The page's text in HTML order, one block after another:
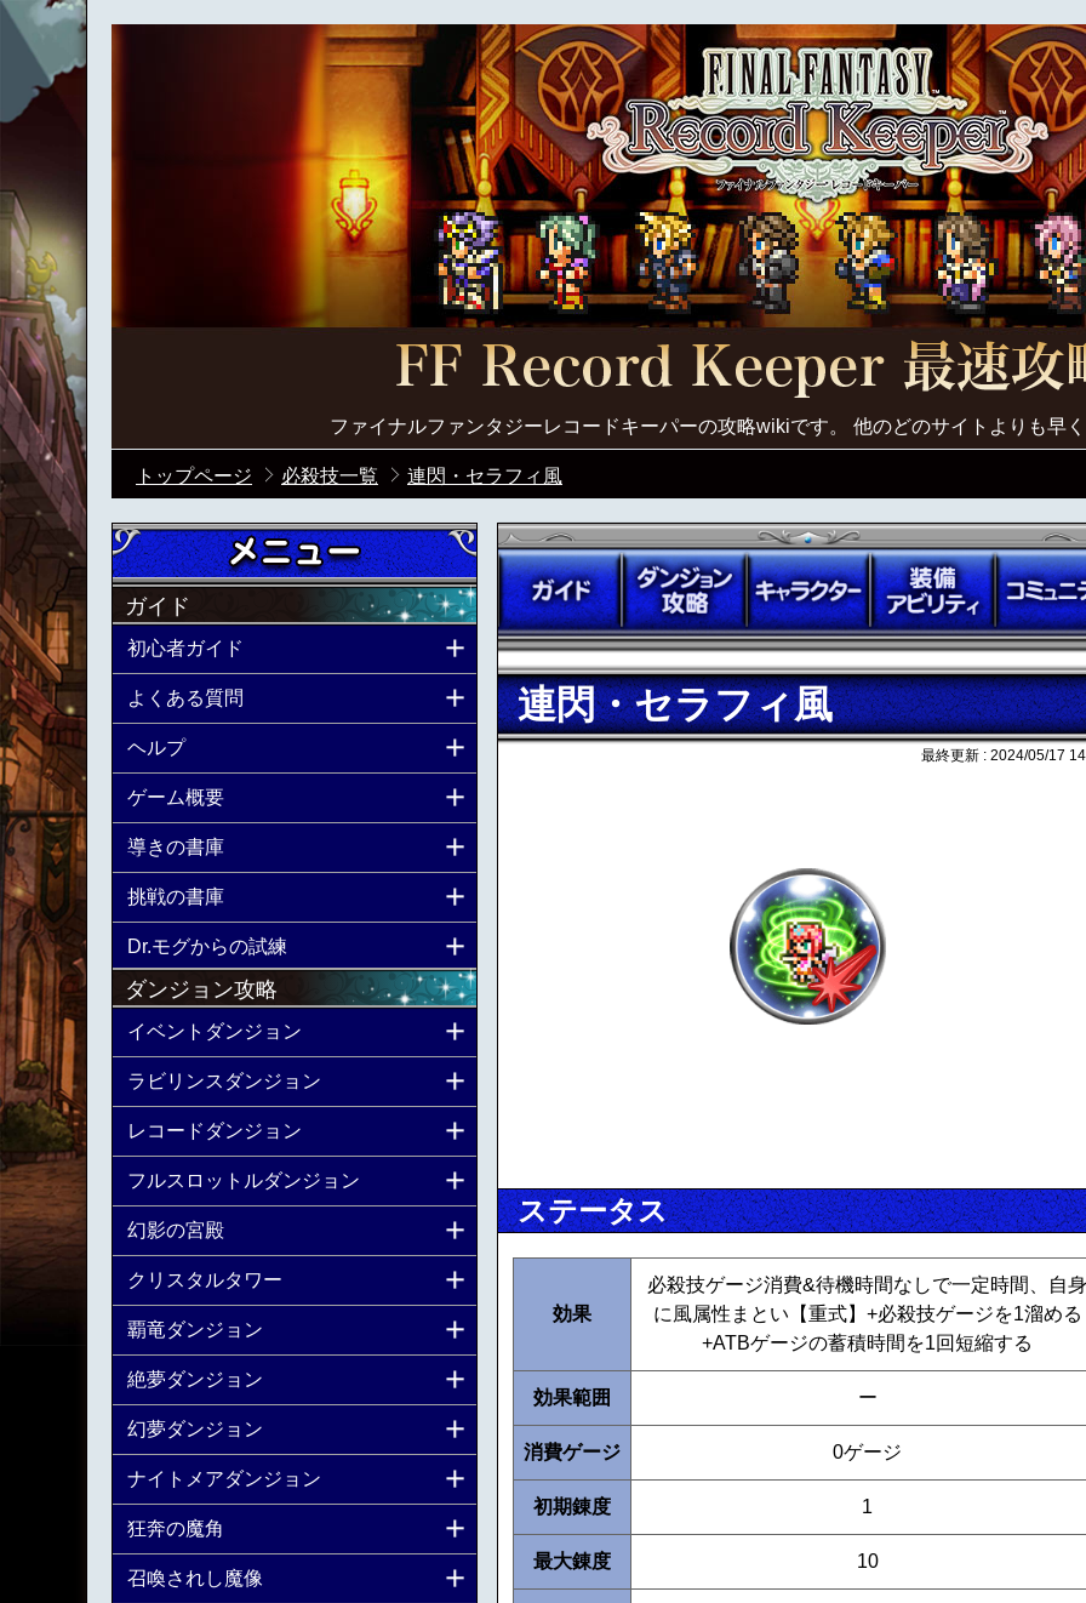
ファイナルファンタジーレコードキーパーの攻略wikiです。 他のどのサイトよりも早
トップページ 必殺技一覧 連閃・セラフィ風
連閃・セラフィ風
最終更新 : 2024/05/17
ステータス
効果
必殺技ゲージ消費&待機時間なしで一定時間、自身
に風属性まとい【重式】+必殺技ゲージを1溜める
+ATBゲージの蓄積時間を1回短縮する
効果範囲 ー
消費ゲージ 0ゲージ
初期錬度 1
最大錬度 10
ガイド
初心者ガイド
よくある質問
ヘルプ
ゲーム概要
導きの書庫
挑戦の書庫
Dr.モグからの試練
ダンジョン攻略
イベントダンジョン
ラビリンスダンジョン
レコードダンジョン
フルスロットルダンジョン
幻影の宮殿
クリスタルタワー
覇竜ダンジョン
絶夢ダンジョン
幻夢ダンジョン
ナイトメアダンジョン
狂奔の魔角
召喚されし魔像